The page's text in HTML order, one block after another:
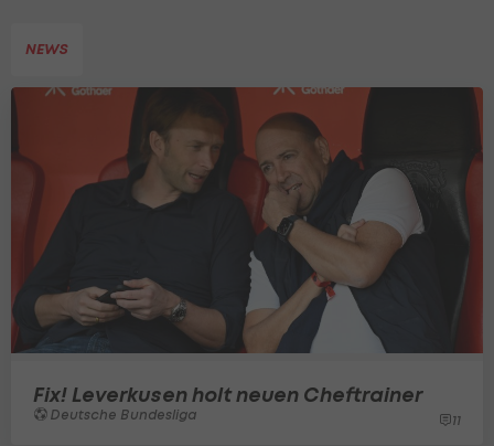
NEWS
Fix! Leverkusen holt neuen Cheftrainer
Deutsche Bundesliga 11